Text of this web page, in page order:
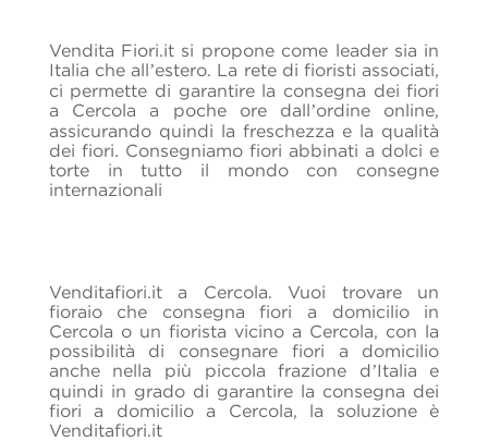
Vendita Fiori.it si propone come leader sia in
Italia che all’estero. La rete di fioristi associati,
ci permette di garantire la consegna dei fiori
a Cercola a poche ore dall’ordine online,
assicurando quindi la freschezza e la qualità
dei fiori. Consegniamo fiori abbinati a dolci e
torte in tutto il mondo con consegne
internazionali
Venditafiori.it a Cercola. Vuoi trovare un
fioraio che consegna fiori a domicilio in
Cercola o un fiorista vicino a Cercola, con la
possibilità di consegnare fiori a domicilio
anche nella più piccola frazione d’Italia e
quindi in grado di garantire la consegna dei
fiori a domicilio a Cercola, la soluzione è
Venditafiori.it